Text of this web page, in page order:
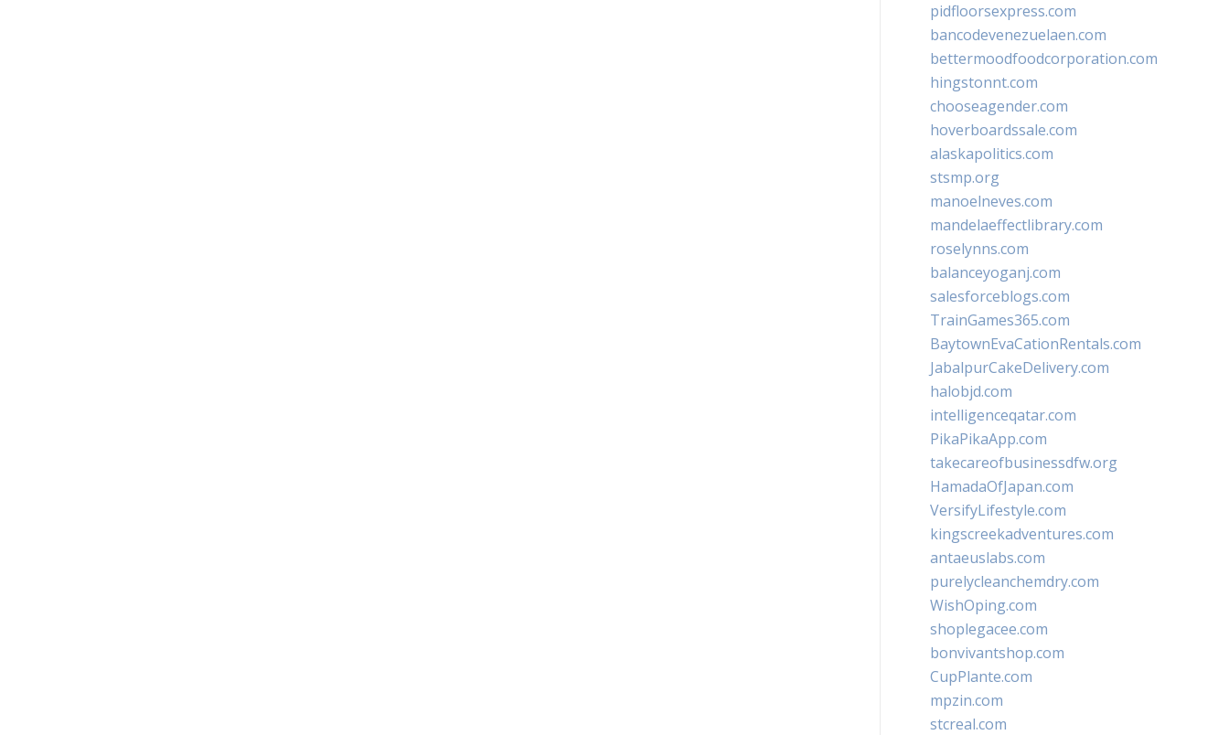
pidfloorsexpress.com
bancodevenezuelaen.com
bettermoodfoodcorporation.com
hingstonnt.com
chooseagender.com
hoverboardssale.com
alaskapolitics.com
stsmp.org
manoelneves.com
mandelaeffectlibrary.com
roselynns.com
balanceyoganj.com
salesforceblogs.com
TrainGames365.com
BaytownEvaCationRentals.com
JabalpurCakeDelivery.com
halobjd.com
intelligenceqatar.com
PikaPikaApp.com
takecareofbusinessdfw.org
HamadaOfJapan.com
VersifyLifestyle.com
kingscreekadventures.com
antaeuslabs.com
purelycleanchemdry.com
WishOping.com
shoplegacee.com
bonvivantshop.com
CupPlante.com
mpzin.com
stcreal.com